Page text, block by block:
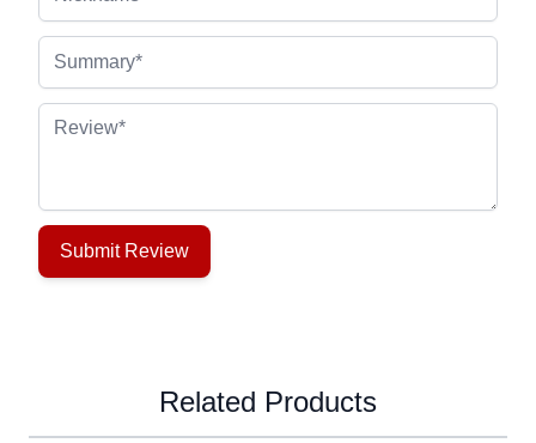
Review
Submit Review
Related Products